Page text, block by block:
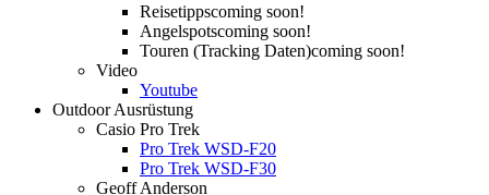
Reisetippscoming soon!
Angelspotscoming soon!
Touren (Tracking Daten)coming soon!
Video
Youtube
Outdoor Ausrüstung
Casio Pro Trek
Pro Trek WSD-F20
Pro Trek WSD-F30
Geoff Anderson